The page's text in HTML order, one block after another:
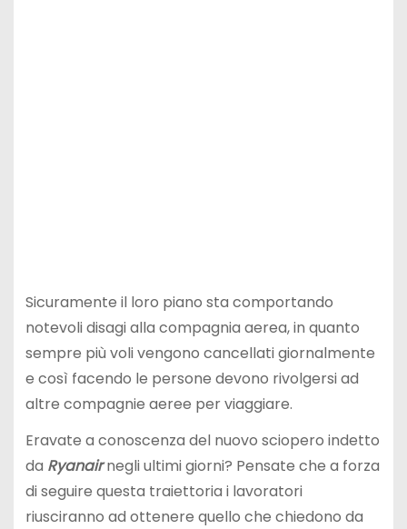
Sicuramente il loro piano sta comportando
notevoli disagi alla compagnia aerea, in quanto
sempre più voli vengono cancellati giornalmente
e così facendo le persone devono rivolgersi ad
altre compagnie aeree per viaggiare.
Eravate a conoscenza del nuovo sciopero indetto
da Ryanairnegli ultimi giorni? Pensate che a forza
di seguire questa traiettoria i lavoratori
riusciranno ad ottenere quello che chiedono da